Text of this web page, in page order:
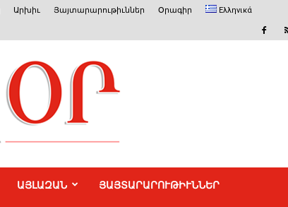
Արխիւ Յայտարարութիւններ Օրագիր Ελληνικά
ԱՅԼԱԶԱՆ ՅԱՅՏԱՐԱՐՈՒԹԻՒՆՆԵՐ